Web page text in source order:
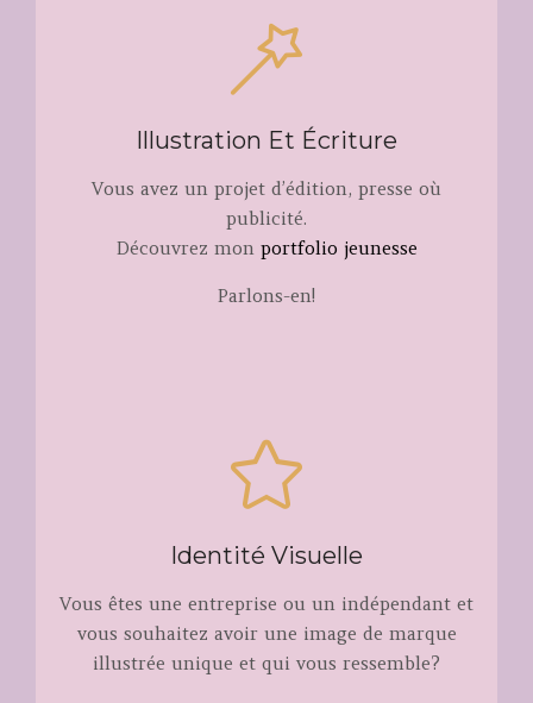
Illustration Et Écriture
Vous avez un projet d’édition, presse où
publicité.
Découvrez mon portfolio jeunesse
Parlons-en!
Identité Visuelle
Vous êtes une entreprise ou un indépendant et
vous souhaitez avoir une image de marque
illustrée unique et qui vous ressemble?